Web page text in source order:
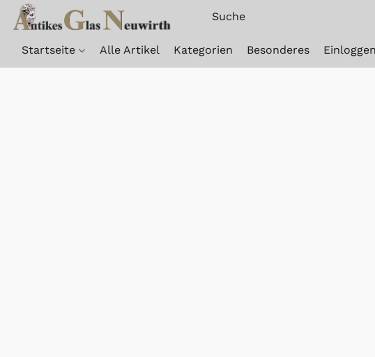
Startseite Alle Artikel Kategorien Besonderes Einloggen